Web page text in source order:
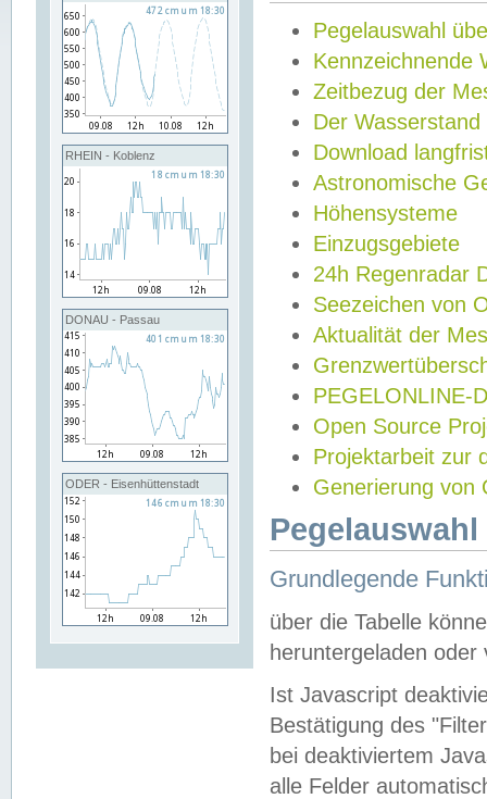
RHEIN - Koblenz
DONAU - Passau
ODER - Eisenhüttenstadt
Pegelauswahl
Kennzeichnende
Zeitbezug der
Der Wasserstand
Download
Astronomische
Höhensysteme
Einzugsgebiete
24h Regenradar
Seezeichen von
Aktualität der
PEGELONLINE-
Open Source
Projektarbeit zur
Generierung von
Grundlegende
über die Tabelle
heruntergeladen oder
Ist Javascript
Bestätigung des
bei deaktiviertem
alle Felder